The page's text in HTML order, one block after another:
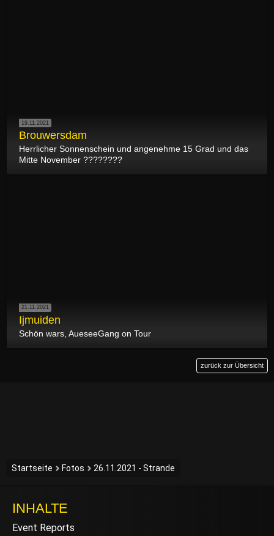
19.11.2021
Brouwersdam
Herrlicher Sonnenschein und angenehme 15 Grad und das
Mitte November ????????
21.11.2021
Ijmuiden
Schön wars, AueseeGang on Tour
zurück zur Übersicht
Startseite Fotos 26.11.2021 - Strande
INHALTE
Event Reports